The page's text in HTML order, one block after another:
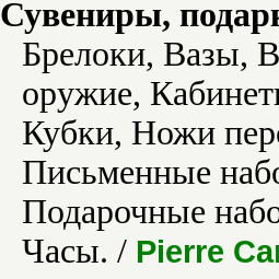
Сувениры,
Брелоки, Вазы,
оружие,
Кубки, Ножи
Письменные
Подарочные
Часы. / Pierre